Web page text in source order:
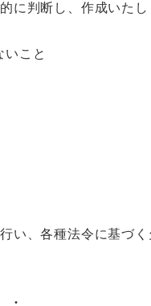
に判断し、作成いた
いこと
い、各種法令に基づ